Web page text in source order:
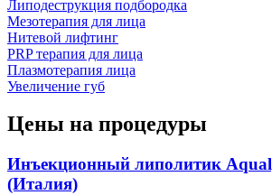
Липодеструкция подбородка
Мезотерапия для лица
Нитевой лифтинг
PRP терапия для лица
Плазмотерапия лица
Увеличение губ
Цены на процедуры
Инъекционный липолитик
(Италия)